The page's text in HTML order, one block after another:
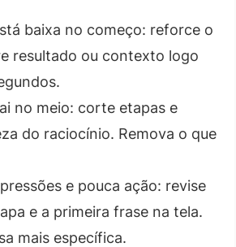
baixa no começo: reforce o
resultado ou contexto logo
no meio: corte etapas e
do raciocínio. Remova o que
e pouca ação: revise
e a primeira frase na tela.
mais específica.